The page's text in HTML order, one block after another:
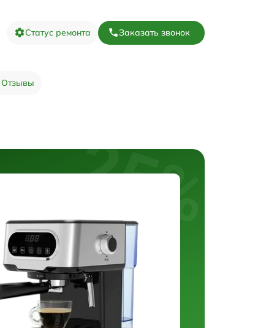
Статус ремонта Заказать звонок
Отзывы